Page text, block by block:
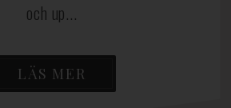
och up...
LÄS MER